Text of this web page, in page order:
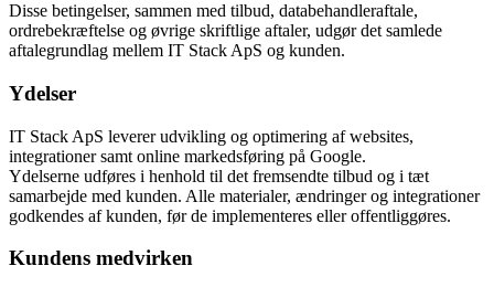
Disse betingelser, sammen med tilbud, databehandleraftale,
ordrebekræftelse og øvrige skriftlige aftaler, udgør det samlede
aftalegrundlag mellem IT Stack ApS og kunden.
Ydelser
IT Stack ApS leverer udvikling og optimering af websites,
integrationer samt online markedsføring på Google.
Ydelserne udføres i henhold til det fremsendte tilbud og i tæt
samarbejde med kunden. Alle materialer, ændringer og integrationer
godkendes af kunden, før de implementeres eller offentliggøres.
Kundens medvirken